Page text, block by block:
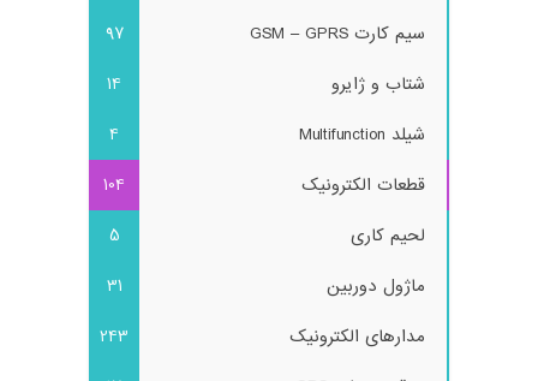
سیم کارت GSM – GPRS
97
شتاب و ژایرو
14
شیلد Multifunction
4
قطعات الکترونیک
104
لحیم کاری
5
ماژول دوربین
31
مدارهای الکترونیک
243